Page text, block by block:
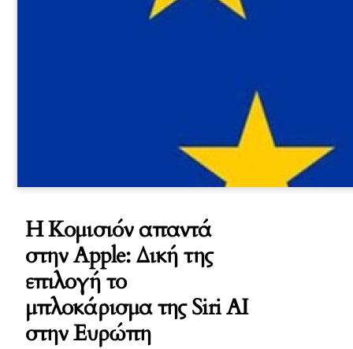
Η Κομισιόν απαντά
στην Apple: Δική της
επιλογή το
μπλοκάρισμα της Siri AI
στην Ευρώπη